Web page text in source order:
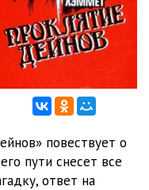
21:41
22:52
17:24
повествует о
пути снесет все
ответ на